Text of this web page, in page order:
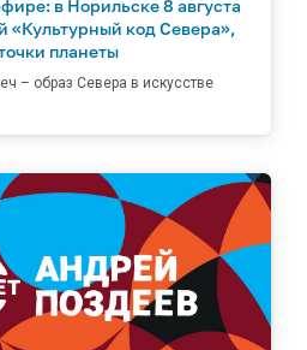
в Норильске 8 августа
«Культурный код Севера»,
планеты
– образ Севера в искусстве